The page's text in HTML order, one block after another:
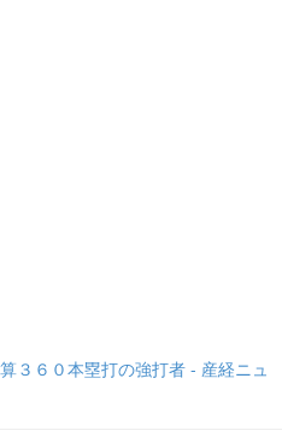
３６０本塁打の強打者 - 産経ニュ